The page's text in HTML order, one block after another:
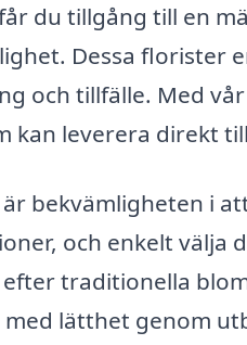
du tillgång till en
Dessa florister
och tillfälle. Med
kan leverera direkt
bekvämligheten i
och enkelt välja
traditionella
lätthet genom